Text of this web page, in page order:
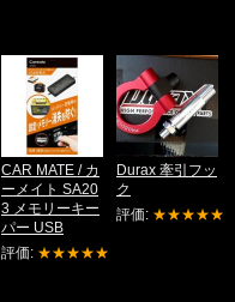
CAR MATE / カ
ーメイト SA20
3 メモリーキー
パー USB
評価: ★★★★★
Durax 牽引フッ
ク
評価: ★★★★★